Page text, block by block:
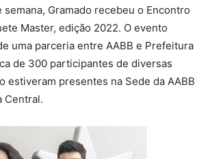
Gramado recebeu o Encontro
Master, edição 2022. O evento
uma parceria entre AABB e Prefeitura
de 300 participantes de diversas
estiveram presentes na Sede da AABB
Central.